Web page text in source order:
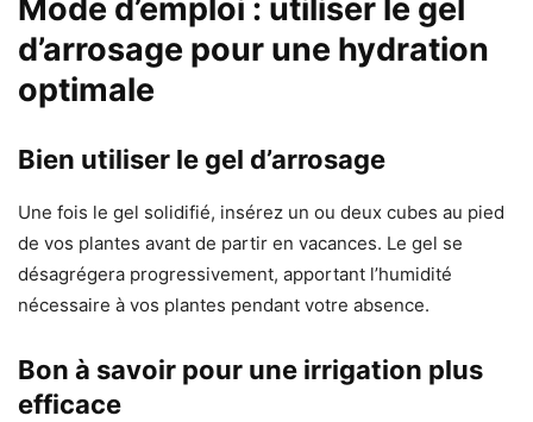
Mode d’emploi : utiliser le gel
d’arrosage pour une hydration
optimale
Bien utiliser le gel d’arrosage
Une fois le gel solidifié, insérez un ou deux cubes au pied
de vos plantes avant de partir en vacances. Le gel se
désagrégera progressivement, apportant l’humidité
nécessaire à vos plantes pendant votre absence.
Bon à savoir pour une irrigation plus
efficace